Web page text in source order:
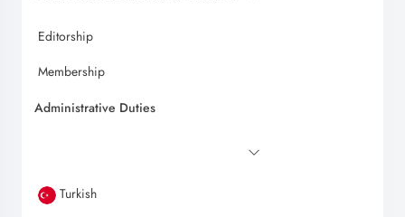
Editorship
Membership
Administrative Duties
Turkish